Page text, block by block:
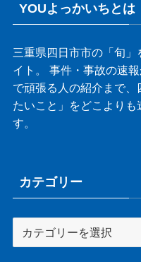
YOUよっかいちとは
三重県四日市市の「旬
イト。 事件・事故の速
で頑張る人の紹介まで、
たいこと」をどこよりも
す。
カテゴリー
テ